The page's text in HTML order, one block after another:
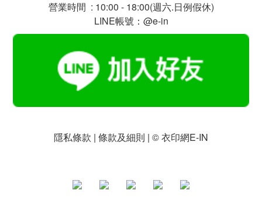
營業時間 : 10:00 - 18:00(週六.日例假休)
LINE帳號：@e-in
隱私條款 | 條款及細則 | © 衣印網E-IN